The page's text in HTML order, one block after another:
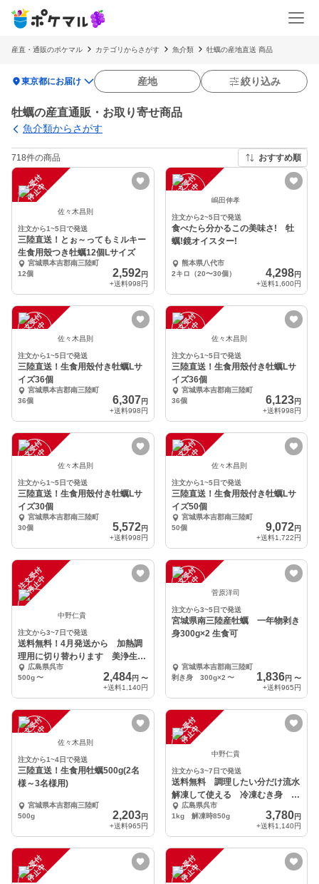
産直・通販のポケマル カテゴリからさがす 魚介類 牡蠣の産地直送 商品
location_on東京都にお届け 産地 絞り込み
牡蠣の産直通販・お取り寄せ商品
魚介類からさがす
718件の商品 おすすめ順
注
文
受
付
停
止
中
佐々木昌則
注文から1~5日で発送
三陸直送！とぉ～ってもミルキー
生食用殼つき牡蠣12個Lサイズ
宮城県本吉郡南三陸町
12個
2,592円
+送料998円
注
文
受
付
停
止
中 嶋田伸孝
注文から2~5日で発送
食べたら分かるこの美味さ! 牡
蠣!鏡オイスター!
熊本県八代市
2キロ（20〜30個）
4,298円
+送料1,600円
注
文
受
付
停
止
中 佐々木昌則
注文から1~5日で発送
三陸直送！生食用殼付き牡蠣Lサ
イズ36個
宮城県本吉郡南三陸町
36個
6,307 円
+送料998円
注
文
受
付
停
止
中 佐々木昌則
注文から1~5日で発送
三陸直送！生食用殼付き牡蠣Lサ
イズ36個
宮城県本吉郡南三陸町
36個
6,123円
+送料998円
注
文
受
付
停
止
中 佐々木昌則
注文から1~5日で発送
三陸直送！生食用殼付き牡蠣Lサ
イズ30個
宮城県本吉郡南三陸町
30個
5,572円
+送料998円
注
文
受
付
停
止
中 佐々木昌則
注文から1~5日で発送
三陸直送！生食用殼付き牡蠣Lサ
イズ50個
宮城県本吉郡南三陸町
50個
9,072円
+送料1,722円
注
文
受
付
停
止
中
中野仁貴
注文から3~7日で発送
送料無料！4月発送から 加熱調
理用に切り替わります 美浄生牡
蠣 むき身
広島県呉市
500g〜 2,484円 〜
+送料1,140円
注
文
受
付
停
止
中 菅原洋司
注文から3~5日で発送
宮城県南三陸産牡蠣 一年物剥き
身300g×2 生食可
宮城県本吉郡南三陸町
剥き身 300g×2 〜 1,836円 〜
+送料965円
注
文
受
付
停
止
中 佐々木昌則
注文から1~4日で発送
三陸直送！生食用牡蠣500g(2名
様～3名様用)
宮城県本吉郡南三陸町
500g
2,203円
+送料965円
注
文
受
付
停
止
中
中野仁貴
注文から3~7日で発送
送料無料 調理したい分だけ流水
解凍して使える 冷凍むき身 加
熱調理用
広島県呉市
1kg 解凍時850g
3,780円
+送料1,140円
注
文
受
付
停
止
中 注
文
受
付
停
止
中